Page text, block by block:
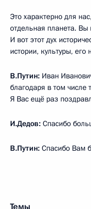
Это характерно для
отдельная планета. Вы
И вот этот дух
истории, культуры, его
В.Путин: Иван
благодаря в том
Я Вас ещё раз
И.Дедов: Спасибо
В.Путин: Спасибо Вам